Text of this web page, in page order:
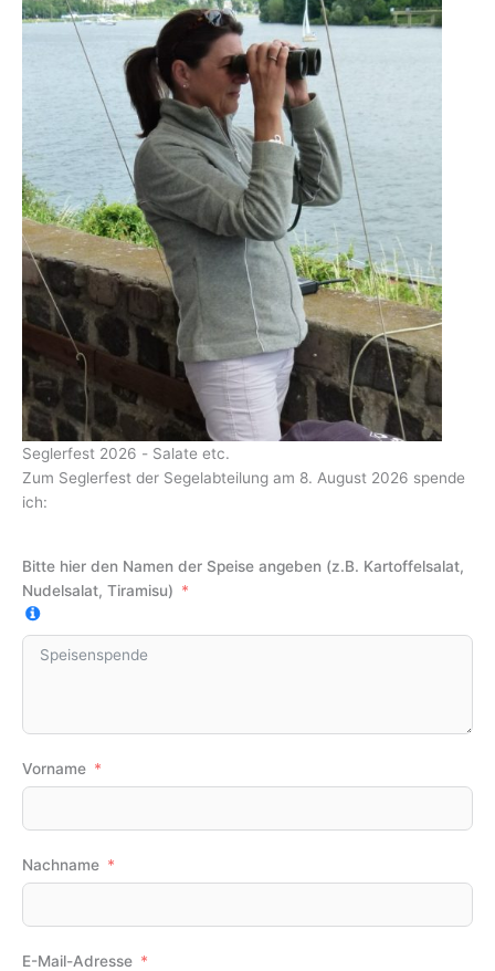
Seglerfest 2026 - Salate etc.
Zum Seglerfest der Segelabteilung am 8. August 2026 spende
ich:
Bitte hier den Namen der Speise angeben (z.B. Kartoffelsalat,
Nudelsalat, Tiramisu)
Vorname
Nachname
E-Mail-Adresse